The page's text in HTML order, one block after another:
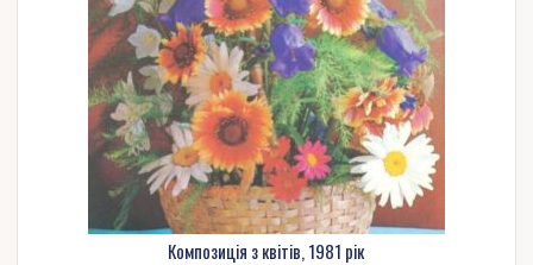
Композиція з квітів, 1981 рік